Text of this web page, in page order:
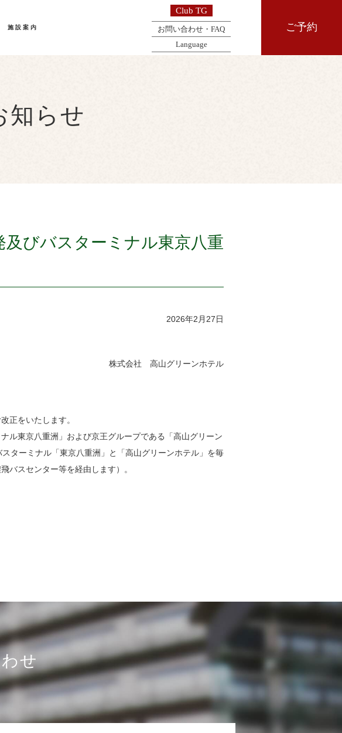
施設案内
Club TG
お問い合わせ・FAQ
Language
ご予約
知らせ
及びバスターミナル東京八重
2026年2月27日
株式会社 高山グリーンホテル
正をいたします。
ル東京八重洲」および京王グループである「高山グリーン
ターミナル「東京八重洲」と「高山グリーンホテル」を毎
バスセンター等を経由します）。
せ